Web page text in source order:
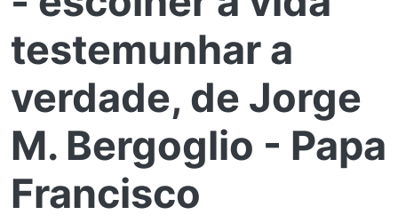
testemunhar a
verdade, de Jorge
M. Bergoglio - Papa
Francisco